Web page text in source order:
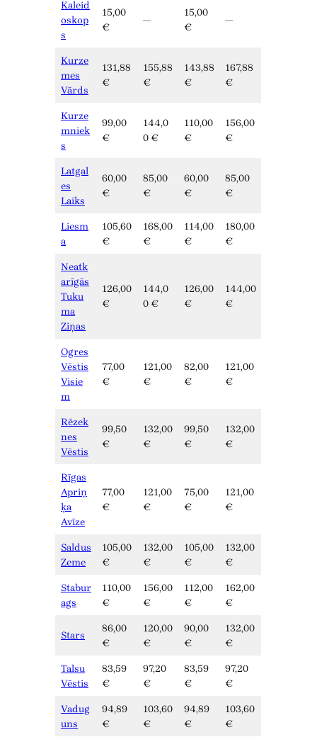
Kaleid
oskop
s
15,00
€
—
15,00
€
—
Kurze
mes
Vārds
131,88
€
155,88
€
143,88
€
167,88
€
Kurze
mniek
s
99,00
€
144,0
0 €
110,00
€
156,00
€
Latgal
es
Laiks
60,00
€
85,00
€
60,00
€
85,00
€
Liesm
a
105,60
€
168,00
€
114,00
€
180,00
€
Neatk
arīgās
Tuku
ma
Ziņas
126,00
€
144,0
0 €
126,00
€
144,00
€
Ogres
Vēstis
Visie
m
77,00
€
121,00
€
82,00
€
121,00
€
Rēzek
nes
Vēstis
99,50
€
132,00
€
99,50
€
132,00
€
Rīgas
Apriņ
ķa
Avīze
77,00
€
121,00
€
75,00
€
121,00
€
Saldus
Zeme
105,00
€
132,00
€
105,00
€
132,00
€
Stabur
ags
110,00
€
156,00
€
112,00
€
162,00
€
Stars
86,00
€
120,00
€
90,00
€
132,00
€
Talsu
Vēstis
83,59
€
97,20
€
83,59
€
97,20
€
Vadug
uns
94,89
€
103,60
€
94,89
€
103,60
€